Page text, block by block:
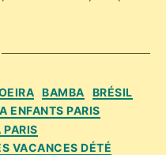
BAMBA
BRÉSIL
ENFANTS PARIS
VACANCES DÉTÉ